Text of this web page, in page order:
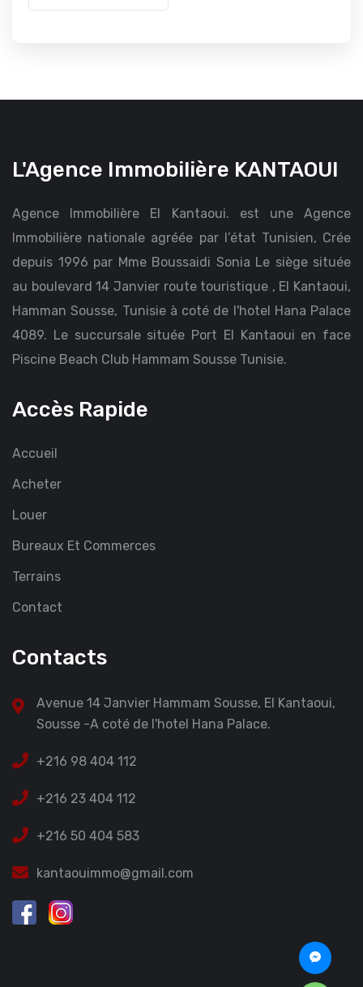
L'Agence Immobilière KANTAOUI
Agence Immobilière El Kantaoui. est une Agence
Immobilière nationale agréée par l’état Tunisien, Crée
depuis 1996 par Mme Boussaidi Sonia Le siège située
au boulevard 14 Janvier route touristique , El Kantaoui,
Hamman Sousse, Tunisie à coté de l'hotel Hana Palace
4089. Le succursale située Port El Kantaoui en face
Piscine Beach Club Hammam Sousse Tunisie.
Accès Rapide
Accueil
Acheter
Louer
Bureaux Et Commerces
Terrains
Contact
Contacts
Avenue 14 Janvier Hammam Sousse, El Kantaoui,
Sousse -A coté de l'hotel Hana Palace.
+216 98 404 112
+216 23 404 112
+216 50 404 583
kantaouimmo@gmail.com